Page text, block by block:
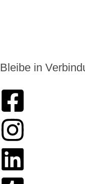
Bleibe in